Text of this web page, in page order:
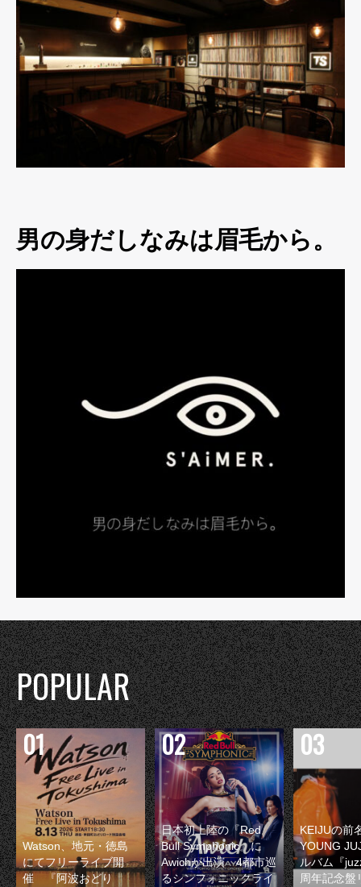
男の身だしなみは眉毛から。
POPULAR
Watson、地元・徳島
にてフリーライブ開
催 『阿波おどり
日本初上陸の『Red
Bull Symphonic』に
Awichが出演 4都市巡
るシンフォニックライ
KEIJUの前
YOUNG
ルバム『
周年記念盤